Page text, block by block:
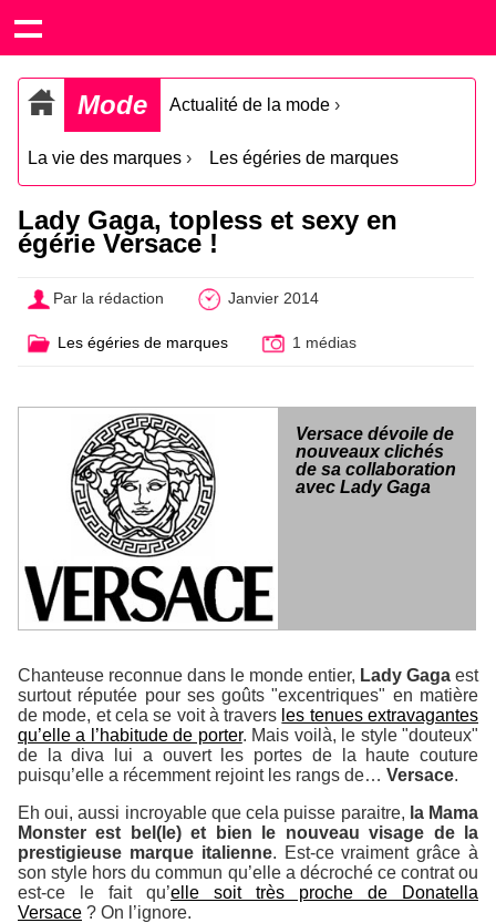
Mode Actualité de la mode ›
La vie des marques › Les égéries de marques
Lady Gaga, topless et sexy en
égérie Versace !
Par la rédaction Janvier 2014
Les égéries de marques 1 médias
Versace dévoile de
nouveaux clichés
de sa collaboration
avec Lady Gaga
Chanteuse reconnue dans le monde entier, Lady Gaga est
surtout réputée pour ses goûts "excentriques" en matière
de mode, et cela se voit à travers les tenues extravagantes
qu’elle a l’habitude de porter. Mais voilà, le style "douteux"
de la diva lui a ouvert les portes de la haute couture
puisqu’elle a récemment rejoint les rangs de… Versace.
Eh oui, aussi incroyable que cela puisse paraitre, la Mama
Monster est bel(le) et bien le nouveau visage de la
prestigieuse marque italienne. Est-ce vraiment grâce à
son style hors du commun qu’elle a décroché ce contrat ou
est-ce le fait qu’elle soit très proche de Donatella
Versace ? On l’ignore.